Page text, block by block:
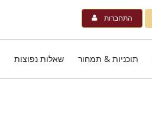
התחברות
שאלות נפוצות תוכניות & תמחור